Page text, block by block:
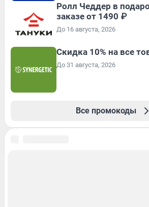
Ролл Чеддер в
заказе от 1490 ₽
До 16 августа, 2026
Скидка 10% на все
До 31 августа, 2026
Все промокоды